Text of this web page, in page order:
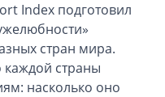
Index подготовил
стран мира.
каждой страны
насколько оно